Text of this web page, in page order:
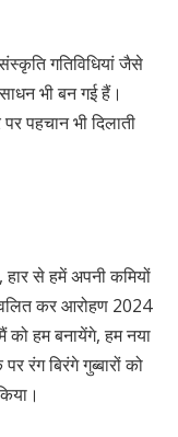
गतिविधियां जैसे
भी बन गई हैं।
पहचान भी दिलाती
से हमें अपनी कमियों
कर आरोहण 2024
को हम बनायेंगे, हम नया
रंग बिरंगे गुब्बारों को